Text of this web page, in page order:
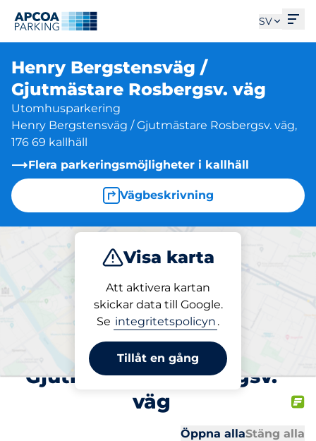
SV
Henry Bergstensväg /
Gjutmästare Rosbergsv. väg
Utomhusparkering
Henry Bergstensväg / Gjutmästare Rosbergsv. väg,
176 69 kallhäll
Flera parkeringsmöjligheter i kallhäll
Vägbeskrivning
Visa karta
Att aktivera kartan
skickar data till Google.
Se integritetspolicyn .
Tillåt en gång
Parkera
Parkering på plats
Henry Bergstensväg /
Gjutmästare Rosbergsv.
väg
Öppna allaStäng alla